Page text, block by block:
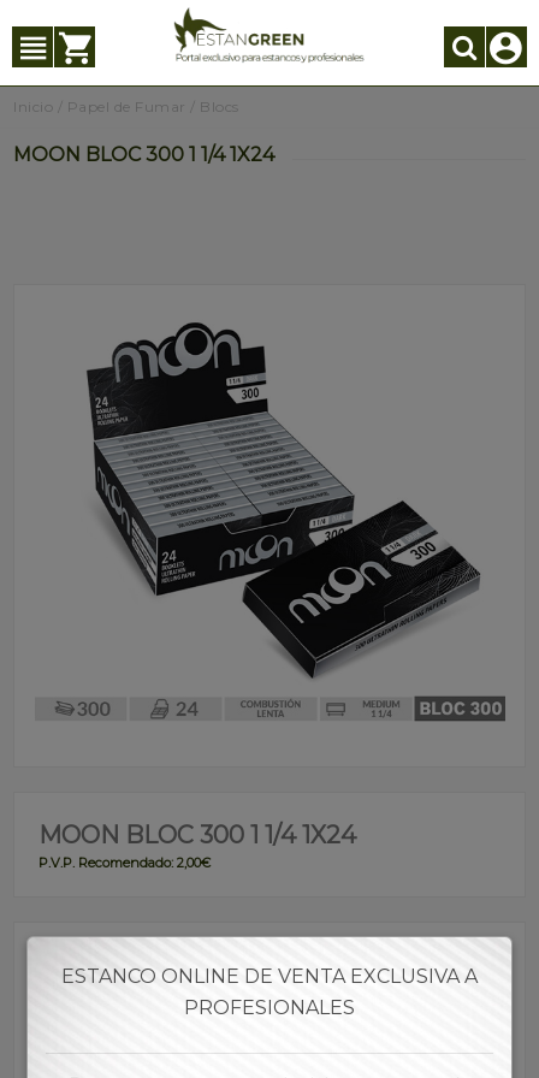
Inicio Papel de Fumar Blocs
MOON BLOC 300 1 1/4 1X24
MOON BLOC 300 1 1/4 1X24
P.V.P. Recomendado: 2,00€
Referencia: PFMOO00001
ESTANCO ONLINE DE VENTA EXCLUSIVA A
PROFESIONALES